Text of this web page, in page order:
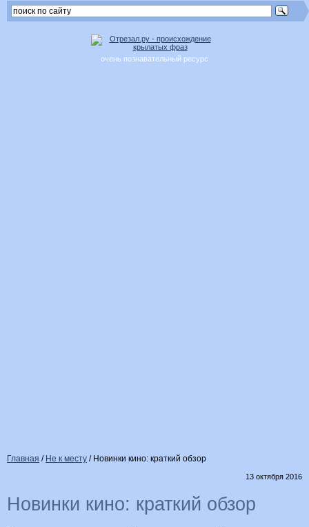
очень познавательный ресурс
Главная / Не к месту / Новинки кино: краткий обзор
13 октября 2016
Новинки кино: краткий обзор